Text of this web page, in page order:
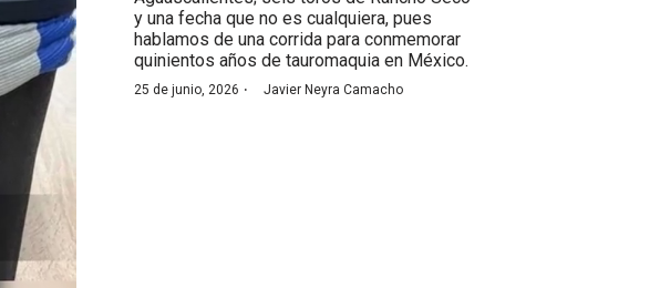
y una fecha que no es cualquiera, pues
hablamos de una corrida para conmemorar
quinientos años de tauromaquia en México.
25 de junio, 2026 · Javier Neyra Camacho